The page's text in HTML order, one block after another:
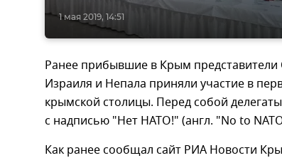
1 мая 2019, 14:51
Ранее прибывшие в Крым
Израиля и Непала приняли участие в
крымской столицы. Перед собой
с надписью "Нет НАТО!" (англ. "No to
Как ранее сообщал сайт РИА Новости